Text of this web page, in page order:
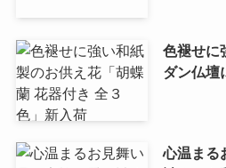
色褪せに
ダン仏壇
心温まる